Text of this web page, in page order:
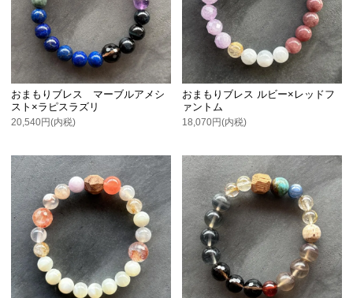
おまもりブレス マーブルアメシ
スト×ラピスラズリ
20,540円(内税)
おまもりブレス ルビー×レッドフ
ァントム
18,070円(内税)